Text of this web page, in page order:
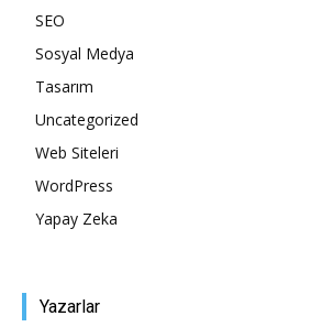
SEO
Sosyal Medya
Tasarım
Uncategorized
Web Siteleri
WordPress
Yapay Zeka
Yazarlar